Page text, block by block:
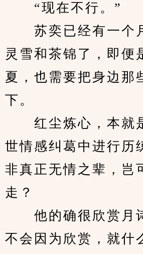
“现在不行。”
苏奕已经有一个
灵雪和茶锦了，即便
夏，也需要把身边那
下。
红尘炼心，本就
世情感纠葛中进行历
非真正无情之辈，岂
走？
他的确很欣赏月
不会因为欣赏，就什